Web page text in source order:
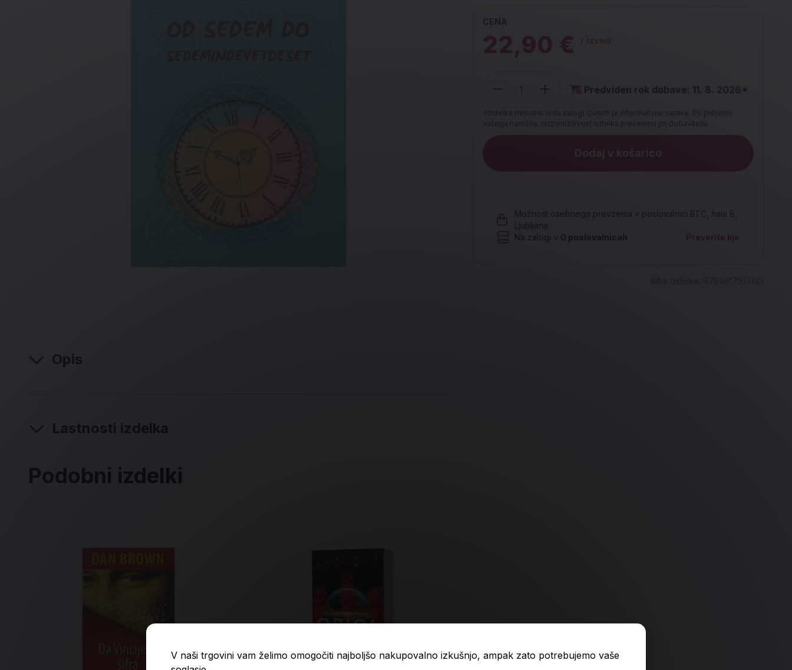
CENA
22,90 €
Predviden rok dobave: 11. 8. 2026*
*Izdelka trenutno ni na zalogi. Datum je informativne narave. Po prejemu
vašega naročila, razpoložljivost izdelka preverimo pri dobavitelju.
Količina
Dodaj v košarico
Možnost osebnega prevzema v poslovalnici BTC, hala 8,
Ljubljana
Na zalogi v 0 poslovalnicah Preverite kje
Opis
Lastnosti izdelka
Podobni izdelki
V naši trgovini vam želimo omogočiti najboljšo nakupovalno izkušnjo, ampak zato potrebujemo vaše